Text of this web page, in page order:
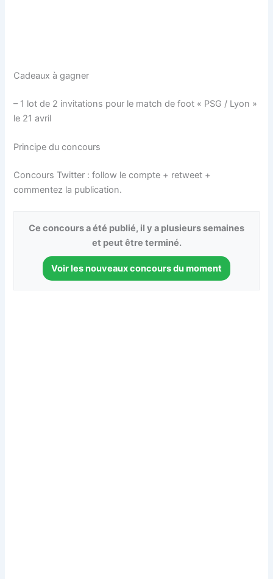
Cadeaux à gagner
– 1 lot de 2 invitations pour le match de foot « PSG / Lyon »
le 21 avril
Principe du concours
Concours Twitter : follow le compte + retweet +
commentez la publication.
Ce concours a été publié, il y a plusieurs semaines
et peut être terminé.
Voir les nouveaux concours du moment